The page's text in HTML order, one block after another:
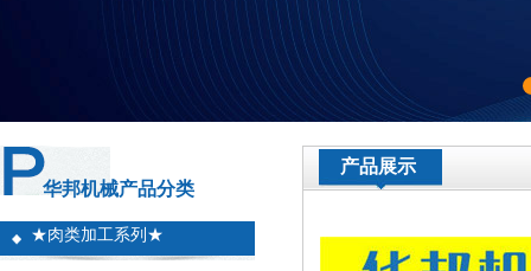
华邦机械产品分类
★肉类加工系列★
产品展示